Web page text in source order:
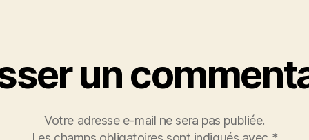
un
Votre adresse e-mail ne sera pas publiée.